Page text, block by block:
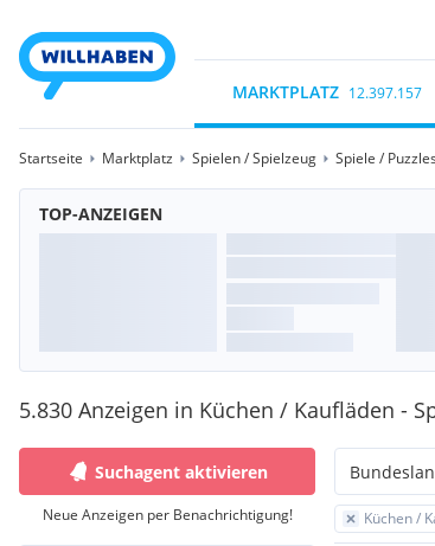
MARKTPLATZ 12.397.157
Startseite Marktplatz Spielen / Spielzeug Spiele / Puzzles
TOP-ANZEIGEN
5.830 Anzeigen in Küchen / Kaufläden -
Suchagent aktivieren
Neue Anzeigen per Benachrichtigung! Küchen /